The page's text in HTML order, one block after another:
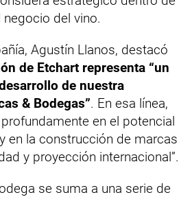
del vino.
Agustín Llanos, destacó
de Etchart representa “un
de nuestra
& Bodegas”. En esa línea,
en el potencial
en la construcción de marcas
y proyección internacional”.
se suma a una serie de